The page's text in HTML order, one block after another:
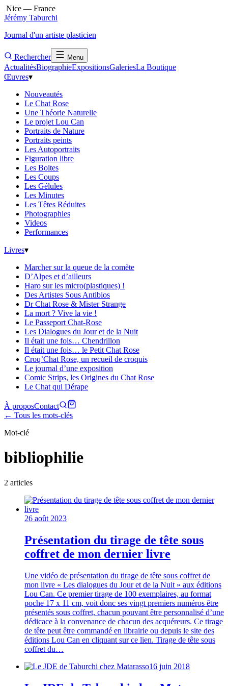
Nice — France
Jérémy Taburchi
Journal d'un artiste plasticien
Rechercher Menu
ActualitésBiographieExpositionsGaleriesLa Boutique
Œuvres▾
Nouveautés
Le Chat Rose
Une Théorie Naturelle
Le projet Lou Can
Portraits de Nature
Portraits peints
Les Autoportraits
Figuration libre
Les Boites
Les Coups
Les Gélules
Les Minutes
Les Têtes Réduites
Photographies
Videos
Performances
Livres▾
Marcher sur la queue de la comète
D’Alpes et d’ailleurs
Haro sur les micro(plastiques) !
Des Artistes Sous Antibios
Dr Chat Rose & Mister Strange
La mort ? Vive la vie !
Le Passeport Chat-Rose
Les Dialogues du Jour et de la Nuit
Il était une fois… Chendrillon
Il était une fois… le Petit Chat Rose
Croq’Chat Rose, un recueil de croquis
Le journal d’une exposition
Comic Strips, les Origines du Chat Rose
Le Chat qui Dérape
À proposContact
← Tous les mots-clés
Mot-clé
bibliophilie
2 articles
26 août 2023
Présentation du tirage de tête sous
coffret de mon dernier livre
Une vidéo de présentation du tirage de tête sous coffret de
mon livre « Les dialogues du Jour et de la Nuit » aux éditions
Lou Can. Ce premier tirage de 100 exemplaires, au format
poche 17 x 11 cm, voit donc ses vingt premiers numéros être
présentés sous coffret, chacun pouvant être personnalisé d’une
dédicace à la convenance de chacun des acquéreurs. Ce tirage
de tête peut être commandé en librairie ou depuis le site des
éditions Lou Can en cliquant sur ce lien. Tirage de tête sous
coffret du…
16 juin 2018